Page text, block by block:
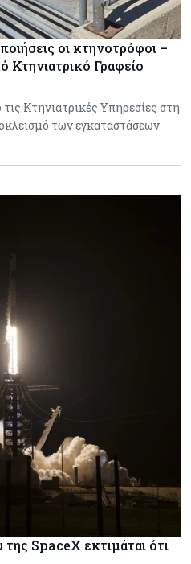
οι κτηνοτρόφοι –
Κτηνιατρικό Γραφείο
Κτηνιατρικές Υπηρεσίες στη
των εγκαταστάσεων
SpaceX εκτιμάται ότι